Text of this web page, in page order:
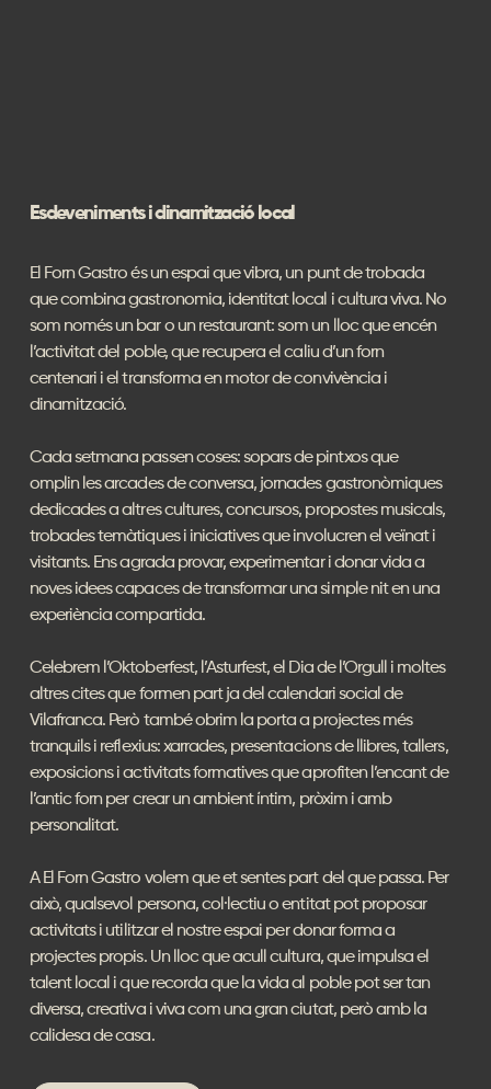
Esdeveniments i dinamització local
El Forn Gastro és un espai que vibra, un punt de trobada
que combina gastronomia, identitat local i cultura viva. No
som només un bar o un restaurant: som un lloc que encén
l’activitat del poble, que recupera el caliu d’un forn
centenari i el transforma en motor de convivència i
dinamització.
Cada setmana passen coses: sopars de pintxos que
omplin les arcades de conversa, jornades gastronòmiques
dedicades a altres cultures, concursos, propostes musicals,
trobades temàtiques i iniciatives que involucren el veïnat i
visitants. Ens agrada provar, experimentar i donar vida a
noves idees capaces de transformar una simple nit en una
experiència compartida.
Celebrem l’Oktoberfest, l’Asturfest, el Dia de l’Orgull i moltes
altres cites que formen part ja del calendari social de
Vilafranca. Però també obrim la porta a projectes més
tranquils i reflexius: xarrades, presentacions de llibres, tallers,
exposicions i activitats formatives que aprofiten l’encant de
l’antic forn per crear un ambient íntim, pròxim i amb
personalitat.
A El Forn Gastro volem que et sentes part del que passa. Per
això, qualsevol persona, col·lectiu o entitat pot proposar
activitats i utilitzar el nostre espai per donar forma a
projectes propis. Un lloc que acull cultura, que impulsa el
talent local i que recorda que la vida al poble pot ser tan
diversa, creativa i viva com una gran ciutat, però amb la
calidesa de casa.